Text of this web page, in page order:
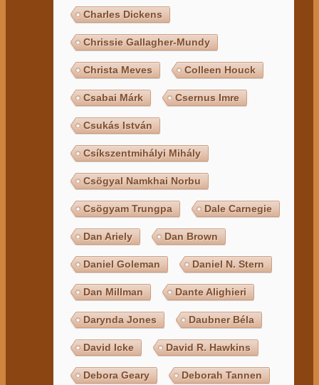
Charles Dickens
Chrissie Gallagher-Mundy
Christa Meves Colleen Houck
Csabai Márk Csernus Imre
Csukás István
Csíkszentmihályi Mihály
Csögyal Namkhai Norbu
Csögyam Trungpa Dale Carnegie
Dan Ariely Dan Brown
Daniel Goleman Daniel N. Stern
Dan Millman Dante Alighieri
Darynda Jones Daubner Béla
David Icke David R. Hawkins
Debora Geary Deborah Tannen